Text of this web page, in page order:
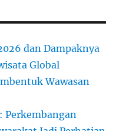
dan Dampaknya
Global
Wawasan
Perkembangan